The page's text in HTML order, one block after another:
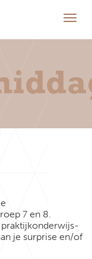
7 en 8.
praktijkonderwijs-
je surprise en/of